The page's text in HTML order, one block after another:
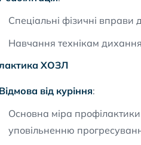
Спеціальні фізичні вправи
Навчання технікам
ХОЗЛ
Відмова від куріння:
Основна міра
уповільненню